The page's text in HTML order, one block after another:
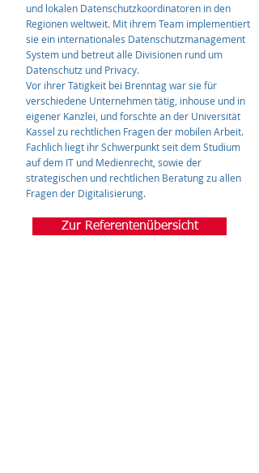
und lokalen Datenschutzkoordinatoren in den
Regionen weltweit. Mit ihrem Team implementiert
sie ein internationales Datenschutzmanagement
System und betreut alle Divisionen rund um
Datenschutz und Privacy.
Vor ihrer Tätigkeit bei Brenntag war sie für
verschiedene Unternehmen tätig, inhouse und in
eigener Kanzlei, und forschte an der Universität
Kassel zu rechtlichen Fragen der mobilen Arbeit.
Fachlich liegt ihr Schwerpunkt seit dem Studium
auf dem IT und Medienrecht, sowie der
strategischen und rechtlichen Beratung zu allen
Fragen der Digitalisierung.
Zur Referentenübersicht